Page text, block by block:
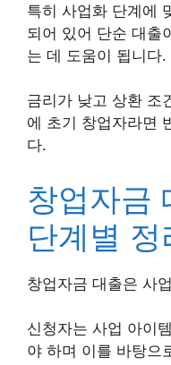
특히 사업화 단계에
되어 있어 단순 대출
는 데 도움이 됩니다.
금리가 낮고 상환 조
에 초기 창업자라면
다.
창업자금
단계별 정
창업자금 대출은 사
신청자는 사업 아이
야 하며 이를 바탕으